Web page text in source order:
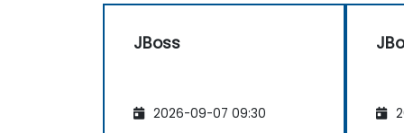
JBoss
2026-09-07 09:30